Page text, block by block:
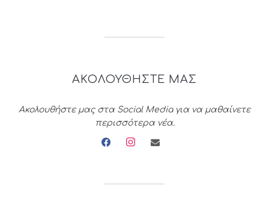
ΑΚΟΛΟΥΘΗΣΤΕ ΜΑΣ
Ακολουθήστε μας στα Social Media για να μαθαίνετε
περισσότερα νέα.
facebookinstagramenvelope